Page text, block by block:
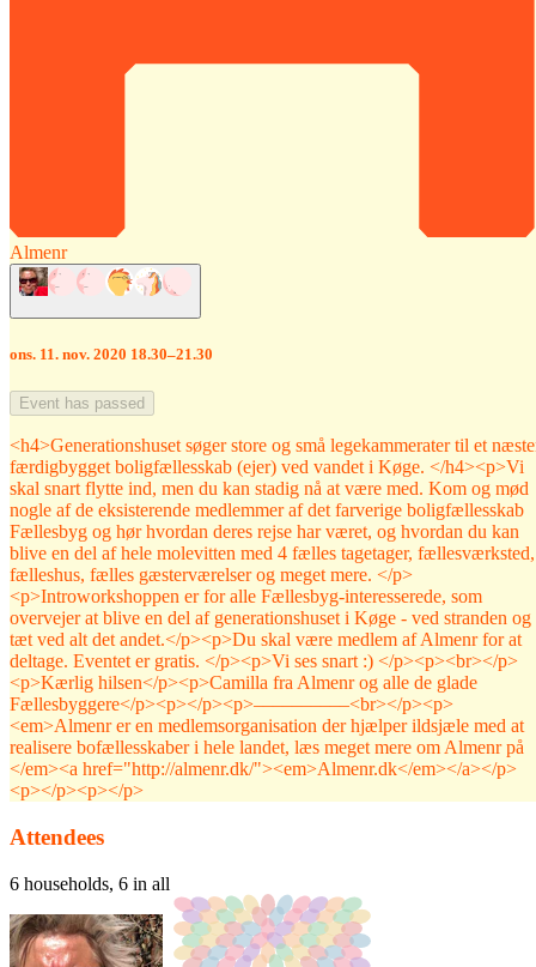
Almenr
ons. 11. nov. 2020 18.30–21.30
Event has passed
<h4>Generationshuset søger store og små legekammerater til et
færdigbygget boligfællesskab (ejer) ved vandet i Køge. </h4><p>Vi
skal snart flytte ind, men du kan stadig nå at være med. Kom og mød
nogle af de eksisterende medlemmer af det farverige boligfællesskab
Fællesbyg og hør hvordan deres rejse har været, og hvordan du kan
blive en del af hele molevitten med 4 fælles tagetager, fællesværksted,
fælleshus, fælles gæsterværelser og meget mere. </p>
<p>Introworkshoppen er for alle Fællesbyg-interesserede, som
overvejer at blive en del af generationshuset i Køge - ved stranden og
tæt ved alt det andet.</p><p>Du skal være medlem af Almenr for at
deltage. Eventet er gratis. </p><p>Vi ses snart :) </p><p><br></p>
<p>Kærlig hilsen</p><p>Camilla fra Almenr og alle de glade
Fællesbyggere</p><p>‍</p><p>––––––––––<br></p><p>
<em>Almenr er en medlemsorganisation der hjælper ildsjæle med at
realisere bofællesskaber i hele landet, læs meget mere om Almenr på
</em><a href="http://almenr.dk/"><em>Almenr.dk</em></a></p>
<p>‍</p><p>‍</p>
Attendees
6 households, 6 in all